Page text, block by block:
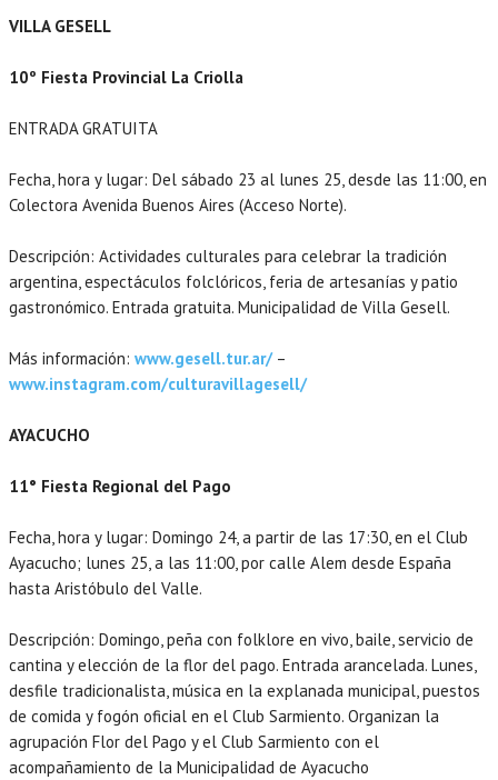
VILLA GESELL
10º Fiesta Provincial La Criolla
ENTRADA GRATUITA
Fecha, hora y lugar: Del sábado 23 al lunes 25, desde las 11:00, en
Colectora Avenida Buenos Aires (Acceso Norte).
Descripción: Actividades culturales para celebrar la tradición
argentina, espectáculos folclóricos, feria de artesanías y patio
gastronómico. Entrada gratuita. Municipalidad de Villa Gesell.
Más información: www.gesell.tur.ar/–
www.instagram.com/culturavillagesell/
AYACUCHO
11° Fiesta Regional del Pago
Fecha, hora y lugar: Domingo 24, a partir de las 17:30, en el Club
Ayacucho; lunes 25, a las 11:00, por calle Alem desde España
hasta Aristóbulo del Valle.
Descripción: Domingo, peña con folklore en vivo, baile, servicio de
cantina y elección de la flor del pago. Entrada arancelada. Lunes,
desfile tradicionalista, música en la explanada municipal, puestos
de comida y fogón oficial en el Club Sarmiento. Organizan la
agrupación Flor del Pago y el Club Sarmiento con el
acompañamiento de la Municipalidad de Ayacucho